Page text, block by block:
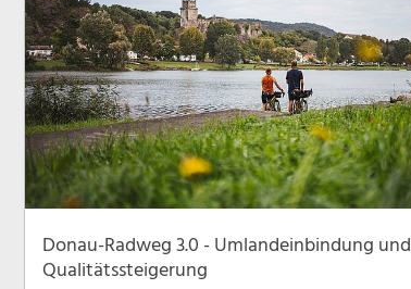
Donau-Radweg 3.0 - Umlandeinbindung und
Qualitätssteigerung